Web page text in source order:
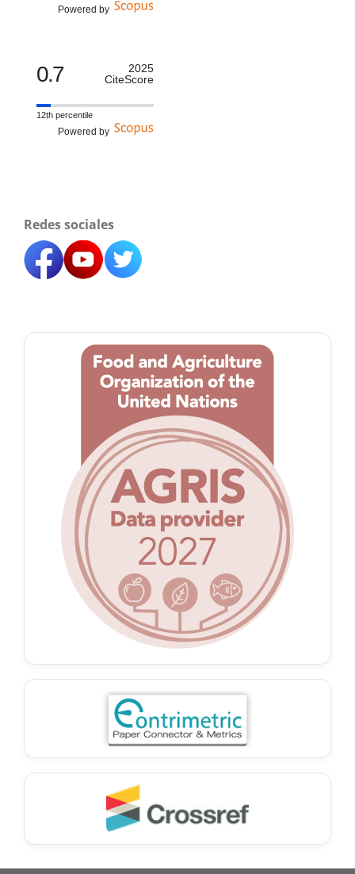
Powered by
0.7
2025
CiteScore
12th percentile
Powered by
Redes sociales